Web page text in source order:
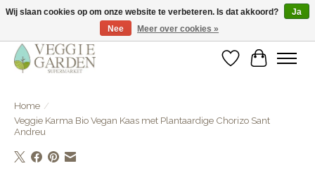
vegan & veggie products | free store pick-up
Verlanglijst
Home /
Veggie Karma Bio Vegan Kaas met Plantaardige Chorizo Sant
Andreu
Wij slaan cookies op om onze website te verbeteren. Is dat akkoord?
Ja
Nee
Meer over cookies »